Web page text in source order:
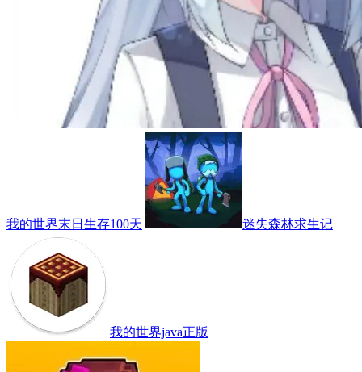
我的世界末日生存100天 迷失森林求生记
我的世界java正版